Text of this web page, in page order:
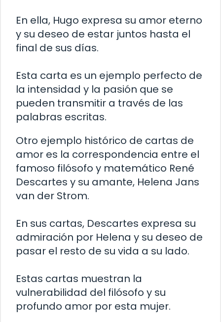
En ella, Hugo expresa su amor eterno
y su deseo de estar juntos hasta el
final de sus días.
Esta carta es un ejemplo perfecto de
la intensidad y la pasión que se
pueden transmitir a través de las
palabras escritas.
Otro ejemplo histórico de cartas de
amor es la correspondencia entre el
famoso filósofo y matemático René
Descartes y su amante, Helena Jans
van der Strom.
En sus cartas, Descartes expresa su
admiración por Helena y su deseo de
pasar el resto de su vida a su lado.
Estas cartas muestran la
vulnerabilidad del filósofo y su
profundo amor por esta mujer.